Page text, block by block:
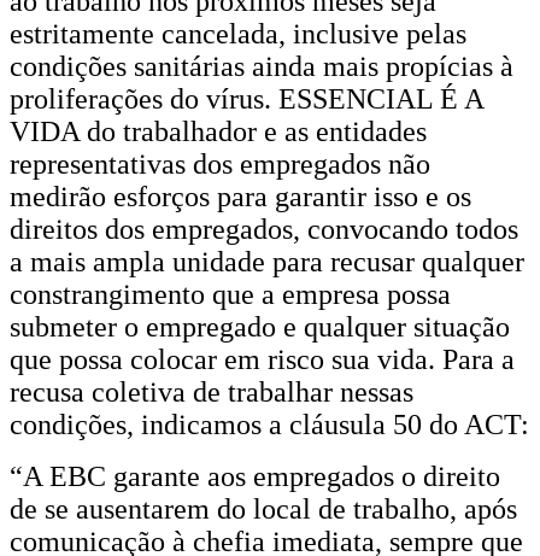
estritamente cancelada, inclusive pelas
condições sanitárias ainda mais propícias à
proliferações do vírus. ESSENCIAL É A
VIDA do trabalhador e as entidades
representativas dos empregados não
medirão esforços para garantir isso e os
direitos dos empregados, convocando todos
a mais ampla unidade para recusar qualquer
constrangimento que a empresa possa
submeter o empregado e qualquer situação
que possa colocar em risco sua vida. Para a
recusa coletiva de trabalhar nessas
condições, indicamos a cláusula 50 do ACT:
“A EBC garante aos empregados o direito
de se ausentarem do local de trabalho, após
comunicação à chefia imediata, sempre que